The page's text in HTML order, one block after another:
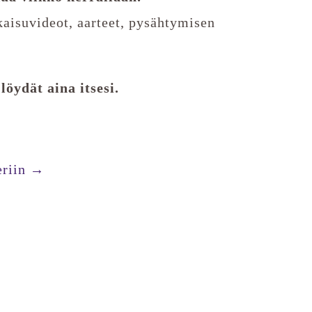
aarteet, pysähtymisen
aina itsesi.
→